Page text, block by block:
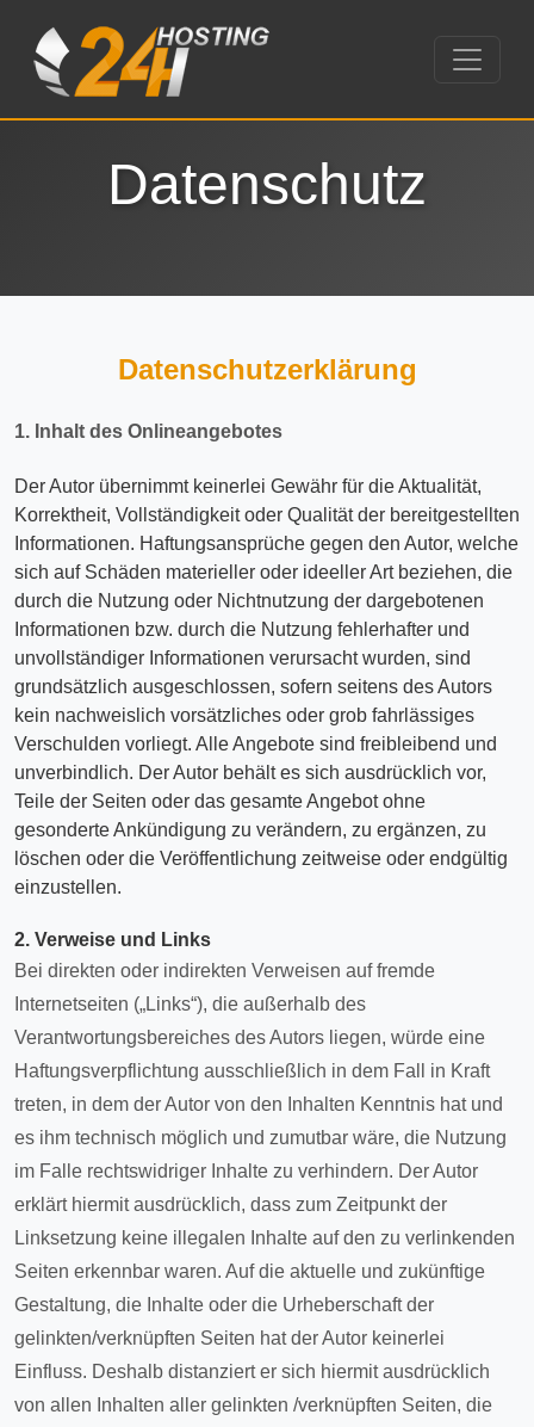
Datenschutz
Datenschutzerklärung
1. Inhalt des Onlineangebotes
Der Autor übernimmt keinerlei Gewähr für die Aktualität,
Korrektheit, Vollständigkeit oder Qualität der bereitgestellten
Informationen. Haftungsansprüche gegen den Autor, welche
sich auf Schäden materieller oder ideeller Art beziehen, die
durch die Nutzung oder Nichtnutzung der dargebotenen
Informationen bzw. durch die Nutzung fehlerhafter und
unvollständiger Informationen verursacht wurden, sind
grundsätzlich ausgeschlossen, sofern seitens des Autors
kein nachweislich vorsätzliches oder grob fahrlässiges
Verschulden vorliegt. Alle Angebote sind freibleibend und
unverbindlich. Der Autor behält es sich ausdrücklich vor,
Teile der Seiten oder das gesamte Angebot ohne
gesonderte Ankündigung zu verändern, zu ergänzen, zu
löschen oder die Veröffentlichung zeitweise oder endgültig
einzustellen.
2. Verweise und Links
Bei direkten oder indirekten Verweisen auf fremde
Internetseiten („Links“), die außerhalb des
Verantwortungsbereiches des Autors liegen, würde eine
Haftungsverpflichtung ausschließlich in dem Fall in Kraft
treten, in dem der Autor von den Inhalten Kenntnis hat und
es ihm technisch möglich und zumutbar wäre, die Nutzung
im Falle rechtswidriger Inhalte zu verhindern. Der Autor
erklärt hiermit ausdrücklich, dass zum Zeitpunkt der
Linksetzung keine illegalen Inhalte auf den zu verlinkenden
Seiten erkennbar waren. Auf die aktuelle und zukünftige
Gestaltung, die Inhalte oder die Urheberschaft der
gelinkten/verknüpften Seiten hat der Autor keinerlei
Einfluss. Deshalb distanziert er sich hiermit ausdrücklich
von allen Inhalten aller gelinkten /verknüpften Seiten, die